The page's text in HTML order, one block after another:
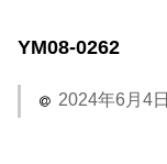
YM08-0262
2024年6月4日